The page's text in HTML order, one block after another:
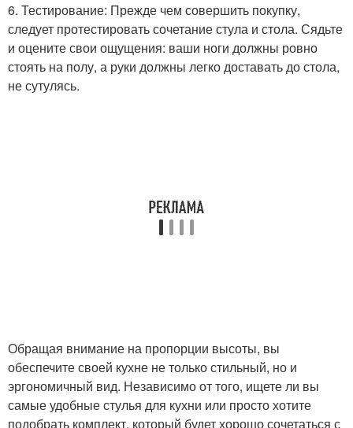
6. Тестирование: Прежде чем совершить покупку,
следует протестировать сочетание стула и стола. Сядьте
и оцените свои ощущения: ваши ноги должны ровно
стоять на полу, а руки должны легко доставать до стола,
не сутулясь.
Обращая внимание на пропорции высоты, вы
обеспечите своей кухне не только стильный, но и
эргономичный вид. Независимо от того, ищете ли вы
самые удобные стулья для кухни или просто хотите
подобрать комплект, который будет хорошо сочетаться с